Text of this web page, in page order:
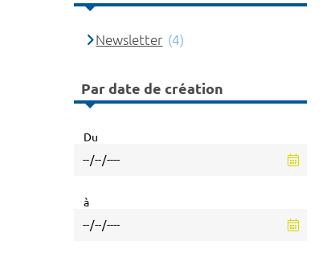
Newsletter (4)
Par date de création
Du
à